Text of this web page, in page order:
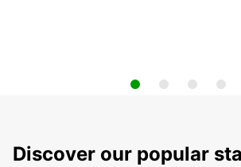
Discover our popular